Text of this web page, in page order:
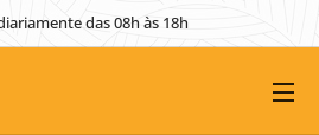
das 08h às 18h